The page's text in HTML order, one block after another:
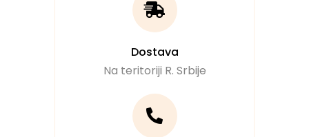
Dostava
Na teritoriji R. Srbije